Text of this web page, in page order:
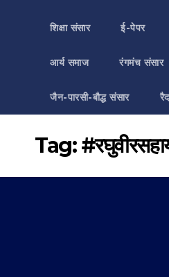
शिक्षा संसार ई-पेपर
आर्य समाज रंगमंच संसार
जैन-पारसी-बौद्ध संसार
Tag: